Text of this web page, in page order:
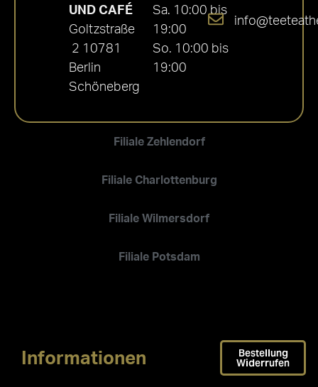
Filiale Zehlendorf
Filiale Charlottenburg
Filiale Wilmersdorf
Filiale Potsdam
UND CAFÉ
Goltzstraße
2 10781
Berlin
Schöneberg
Sa. 10:00 bis
19:00
So. 10:00 bis
19:00
Informationen Bestellung
Widerrufen